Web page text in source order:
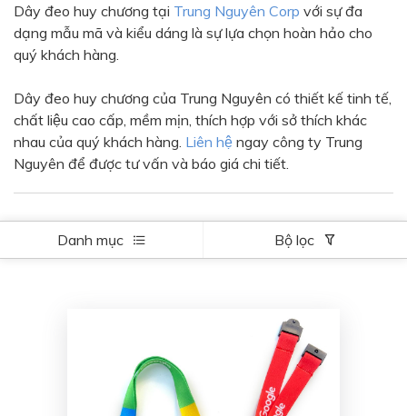
Màu sắc
Đỏ
Cam
Vàng
Hồng
Tím
Xanh lục
Vàng kem
Cam - Bạc
Đỏ - Bạc
Bạc - Xanh dương
Bạc - Xanh lá
Dây đeo huy chương tại Trung Nguyên Corp với sự đa
dạng mẫu mã và kiểu dáng là sự lựa chọn hoàn hảo cho
quý khách hàng.
Dây đeo huy chương của Trung Nguyên có thiết kế tinh tế,
chất liệu cao cấp, mềm mịn, thích hợp với sở thích khác
nhau của quý khách hàng. Liên hệ ngay công ty Trung
Nguyên để được tư vấn và báo giá chi tiết.
Danh mục Bộ lọc